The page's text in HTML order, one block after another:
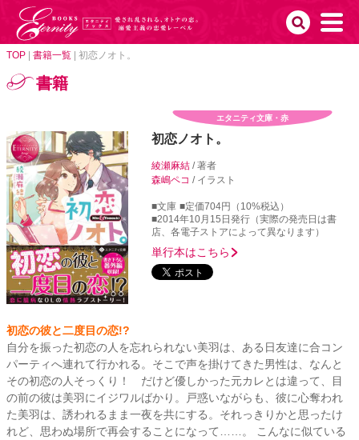
TOP 書籍一覧 初恋ノオト。
書籍
エタニティ文庫・赤
初恋ノオト。
綾瀬麻結/ 著者
森嶋ペコ / イラスト
■文庫 ■定価704円（10%税込）
■2014年10月15日発行（実際の発売日は書
店、各電子ストアによって異なります）
単行本はこちら
初恋の彼と二度目の恋!?
自分を振った初恋の人を忘れられない美羽は、ある日友達に合コン
パーティへ連れて行かれる。そこで声を掛けてきた男性は、なんと
その初恋の人そっくり！ だけど優しかった元カレとは違って、目
の前の彼は美羽にイジワルばかり。戸惑いながらも、彼に心奪われ
た美羽は、誘われるまま一夜を共にする。それっきりかと思ったけ
れど、思わぬ場所で再会することになって……。 こんなに似ている